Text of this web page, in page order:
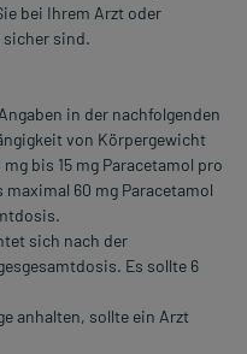
bei Ihrem Arzt oder
sicher sind.
in der nachfolgenden
von Körpergewicht
bis 15 mg Paracetamol pro
60 mg Paracetamol
sich nach der
Es sollte 6
anhalten, sollte ein Arzt